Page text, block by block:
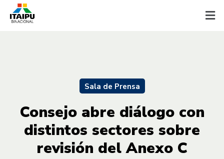
Sala de Prensa
Consejo abre diálogo con
distintos sectores sobre
revisión del Anexo C